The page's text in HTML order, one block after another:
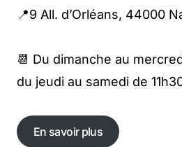
📍9 All. d’Orléans, 44000
📆 Du dimanche au
du jeudi au samedi de
En savoir plus